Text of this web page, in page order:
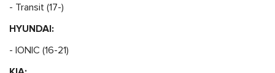
- Transit (17-)
HYUNDAI:
- IONIC (16-21)